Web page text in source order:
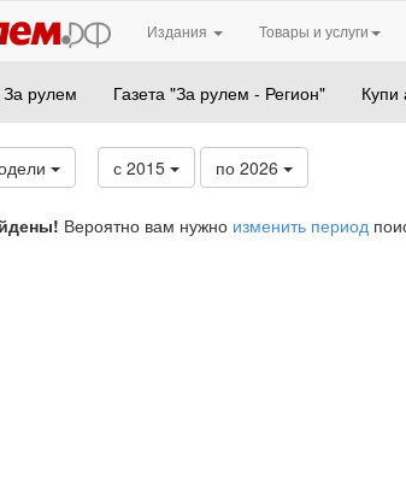
Издания Товары и услуги
За рулем Газета "За рулем - Регион" Купи
с 2015 по 2026
Вероятно вам нужно изменить период